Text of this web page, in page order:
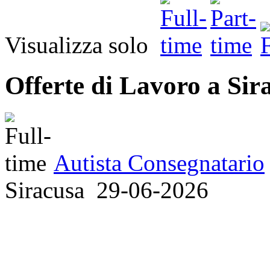
Visualizza solo
Offerte di Lavoro a
Autista Consegnatario
Siracusa 29-06-2026